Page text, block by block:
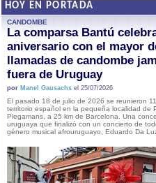
HOY EN PORTADA
CANDOMBE
La comparsa Bantú
aniversario con el mayor
llamadas de candombe
fuera de Uruguay
por Manel Gausachsel 25/07/2026
El pasado 18 de julio de 2026 se reunieron
territorio español en la pequeña localidad de
Plegamans, a 25 km de Barcelona. Una
uruguaya que finalizó con un concierto de
género musical afrouruguayo, Eduardo Da